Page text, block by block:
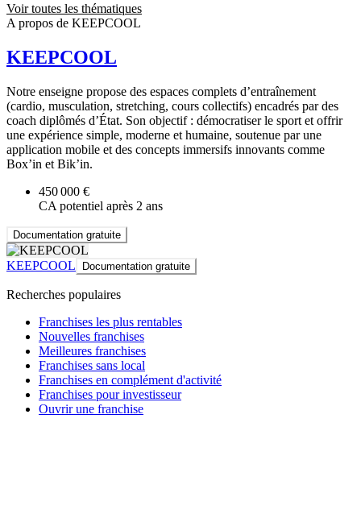
Voir toutes les thématiques
A propos de KEEPCOOL
KEEPCOOL
Notre enseigne propose des espaces complets d’entraînement
(cardio, musculation, stretching, cours collectifs) encadrés par des
coach diplômés d’État. Son objectif : démocratiser le sport et offrir
une expérience simple, moderne et humaine, soutenue par une
application mobile et des concepts immersifs innovants comme
Box’in et Bik’in.
450 000 €
CA potentiel après 2 ans
Documentation gratuite
KEEPCOOL Documentation gratuite
Recherches populaires
Franchises les plus rentables
Nouvelles franchises
Meilleures franchises
Franchises sans local
Franchises en complément d'activité
Franchises pour investisseur
Ouvrir une franchise